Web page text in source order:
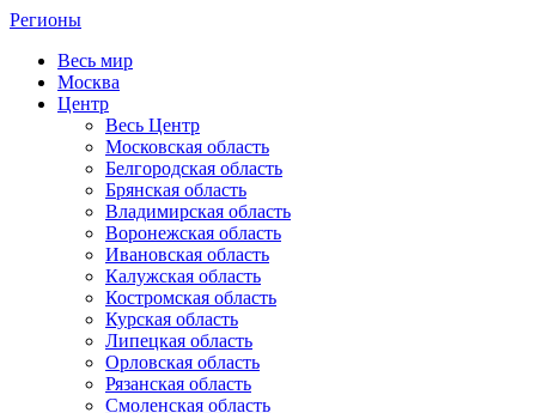
Регионы
Весь мир
Москва
Центр
Весь Центр
Московская область
Белгородская область
Брянская область
Владимирская область
Воронежская область
Ивановская область
Калужская область
Костромская область
Курская область
Липецкая область
Орловская область
Рязанская область
Смоленская область